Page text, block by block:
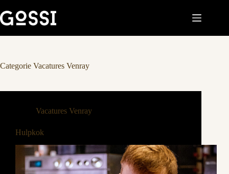
Categorie Vacatures Venray
Vacatures Venray
Hulpkok